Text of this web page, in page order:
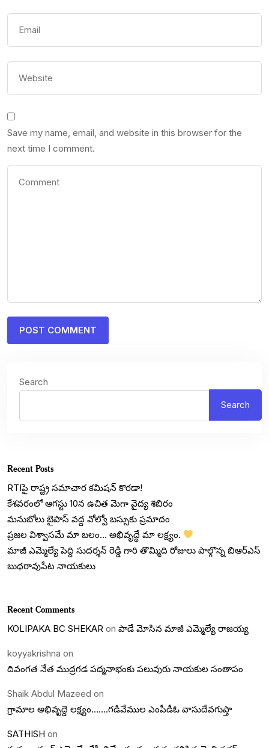
Save my name, email, and website in this browser for the
next time I comment.
Search
Search
Recent Posts
RTIపై రాష్ట్ర సమాచార కమిషన్ కొరడా!
కేశవరంలో ఆగస్టు 10న ఉచిత మెగా వైద్య శిబిరం
మనుబోలు బైపాస్ వద్ద వోల్వో బస్సుకు ప్రమాదం
ప్రజల విశ్వాసమే మా బలం… అభివృద్ధే మా లక్ష్యం.
మాజీ ఎమ్మెల్యే పెద్ది సుదర్శన్ రెడ్డి గారి తొమ్మిది రోజులు పాల్గొన్న బిఆర్ఎస్
బుధరావుపేట నాయకులు
Recent Comments
KOLIPAKA BC SHEKAR on పాడే మోసిన మాజీ ఎమ్మెల్యే రాజయ్య
koyyakrishna on
దివంగత నేత ముద్రగడ పద్మనాభంకు పలువురు నాయకుల సంతాపం
Shaik Abdul Mazeed on
గ్రామాల అభివృద్దె లక్ష్యం…….గడివేముల ఎంపీడీఓ వాసుదేవగుప్తా
SATHISH on